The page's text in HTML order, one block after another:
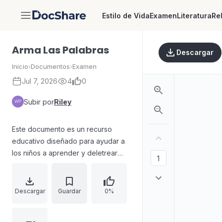
DocShare Estilo de VidaExamenLiteratura
Arma Las Palabras
Inicio›Documentos›Examen
Jul 7, 2026 4 0
Subir porRiley
Este documento es un recurso
educativo diseñado para ayudar a
los niños a aprender y deletrear
serie de palabras descompuestas
en letras individuales, para ser
Descargar Guardar 0%
Descargar